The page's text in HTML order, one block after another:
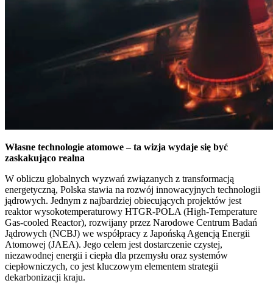
Własne technologie atomowe – ta wizja wydaje się być
zaskakująco realna
W obliczu globalnych wyzwań związanych z transformacją
energetyczną, Polska stawia na rozwój innowacyjnych technologii
jądrowych. Jednym z najbardziej obiecujących projektów jest
reaktor wysokotemperaturowy HTGR-POLA (High-Temperature
Gas-cooled Reactor), rozwijany przez Narodowe Centrum Badań
Jądrowych (NCBJ) we współpracy z Japońską Agencją Energii
Atomowej (JAEA). Jego celem jest dostarczenie czystej,
niezawodnej energii i ciepła dla przemysłu oraz systemów
ciepłowniczych, co jest kluczowym elementem strategii
dekarbonizacji kraju.